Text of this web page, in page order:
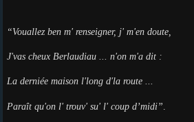
“Vouallez ben m' renseigner, j' m'en doute,
J'vas cheux Berlaudiau ... n'on m'a dit :
La derniée maison l'long d'la route ...
Paraît qu'on l' trouv' su' l' coup d’midi”